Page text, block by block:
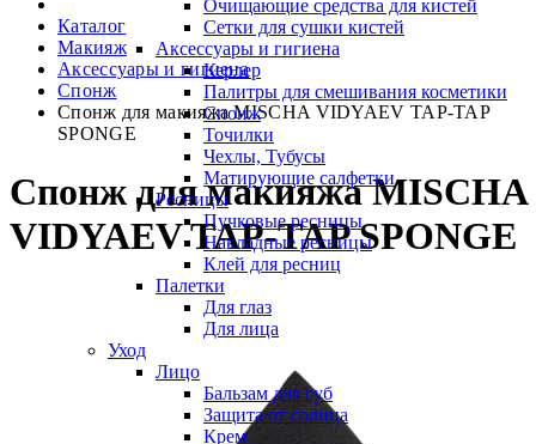
Очищающие средства для кистей
Сетки для сушки кистей
Аксессуары и гигиена
Керлер
Палитры для смешивания косметики
Спонж
Точилки
Чехлы, Тубусы
Матирующие салфетки
Ресницы
Пучковые ресницы
Накладные ресницы
Клей для ресниц
Палетки
Для глаз
Для лица
Уход
Лицо
Бальзам для губ
Защита от солнца
Крем
Каталог
Макияж
Аксессуары и гигиена
Спонж
Спонж для макияжа MISCHA VIDYAEV TAP-TAP
SPONGE
Спонж для макияжа MISCHA
VIDYAEV TAP-TAP SPONGE